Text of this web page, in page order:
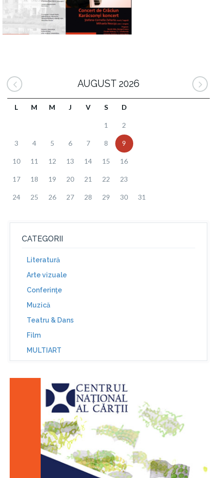
AUGUST 2026
L M M J V S D
1 2
3 4 5 6 7 8 9
10 11 12 13 14 15 16
17 18 19 20 21 22 23
24 25 26 27 28 29 30 31
CATEGORII
Literatură
Arte vizuale
Conferinţe
Muzică
Teatru & Dans
Film
MULTIART